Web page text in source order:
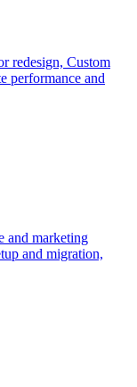
redesign, Custom
performance and
and marketing
and migration,